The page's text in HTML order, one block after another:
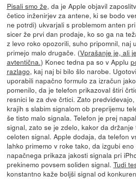
Pisali smo že, da je Apple objavil
četico inženirjev za antene, ki se bodo
ne potrdi) ukvarjali s problemom anten
sicer že prvi dan prodaje, ko so ga na
z levo roko opozorili, suho pripomnil, naj
primejo malo drugače. (Vprašanje je, ali
avtentična.) Konec tedna pa so v Applu
razlago, kaj naj bi bilo šlo narobe.
uporabili napačno formulo za izračun
pomenilo, da je telefon prikazoval štiri
resnici le za dve črtici. Zato
krajih s slabim signalom ob preprijemu
še tisto malo signala. Telefon je prej
signal, zato se je zdelo, kakor da
celoten signal. Apple dodaja, da telefon
lahko primemo v roke tako, da izgubi
napačnega prikaza jakosti signala pri
prekinemo povsem soliden signal. Tudi
konstantno kaže boljši signal od